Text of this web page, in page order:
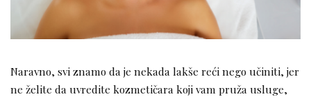
Naravno, svi znamo da je nekada lakše reći nego učiniti, jer
ne želite da uvredite kozmetičara koji vam pruža usluge,